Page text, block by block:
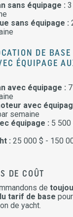
sans équipage :
sans équipage :
DE BASE
ÉQUIPAGE
avec équipage :
avec
semaine
équipage : 5 500
: 25 000 $ - 150
DE COÛT
de
tarif de base
de yacht.